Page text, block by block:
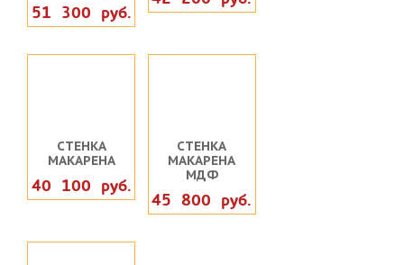
51 300 руб.
СТЕНКА
МАКАРЕНА
40 100 руб.
СТЕНКА
МАКАРЕНА
МДФ
45 800 руб.